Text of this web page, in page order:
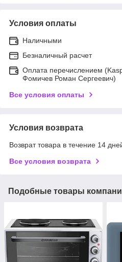
Условия оплаты
Наличными
Безналичный расчет
Оплата перечислением
Фомичев Роман Сергеевич)
Все условия оплаты
Условия возврата
Возврат товара в течение 14
Все условия возврата
Подобные товары